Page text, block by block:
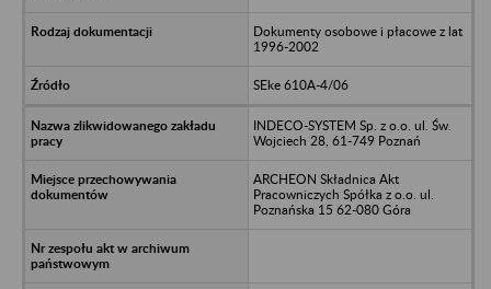
Dokumenty osobowe i płacowe z lat
1996-2002
SEke 610A-4/06
INDECO-SYSTEM Sp. z o.o. ul. Św.
Wojciech 28, 61-749 Poznań
ARCHEON Składnica Akt
Pracowniczych Spółka z o.o. ul.
Poznańska 15 62-080 Góra